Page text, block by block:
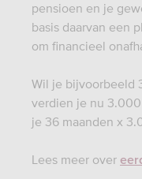
pensioen en je
basis daarvan een
om financieel
Wil je bijvoorbeeld
verdien je nu
je 36 maanden x
Lees meer over